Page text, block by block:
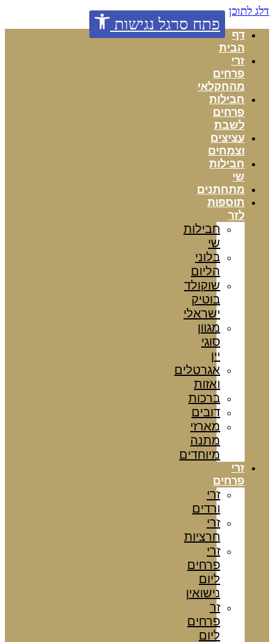
דלג לתוכן
דף
הבית
זרי
פרחים
מהחקלאי
חבילות
פרחים
לשבת
עציצים
וצמחים
חבילות
שי
מתחתנים
תוספות
לזר
חבילות
שי
בלוני
הליום
שוקולד
בוטיק
ישראלי
מגוון
סוגי
יין
אגרטלים
ואזות
ברכות
דובים
מארזי
מתנה
מיוחדים
זרי
פרחים
זרי
ורדים
זרי
חרציות
זרי
פרחים
ליום
נישואין
זר
פרחים
ליום
פתח סרגל נגישות